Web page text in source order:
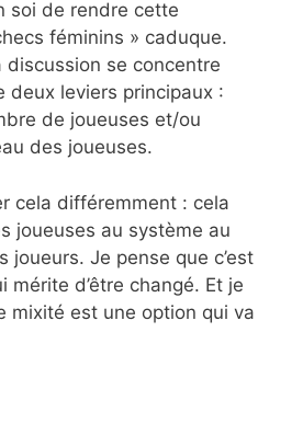
soi de rendre cette
féminins » caduque.
se concentre
deux leviers principaux :
de joueuses et/ou
des joueuses.
cela différemment : cela
joueuses au système au
joueurs. Je pense que c’est
mérite d’être changé. Et je
mixité est une option qui va